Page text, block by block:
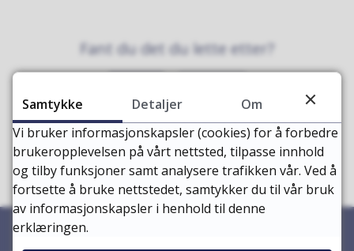
Fant du det du lette etter?
Ja
Samtykke Detaljer
Om
Vi bruker informasjonskapsler (cookies) for å forbedre
brukeropplevelsen på vårt nettsted, tilpasse innhold
og tilby funksjoner samt analysere trafikken vår. Ved å
fortsette å bruke nettstedet, samtykker du til vår bruk
av informasjonskapsler i henhold til denne
erklæringen.